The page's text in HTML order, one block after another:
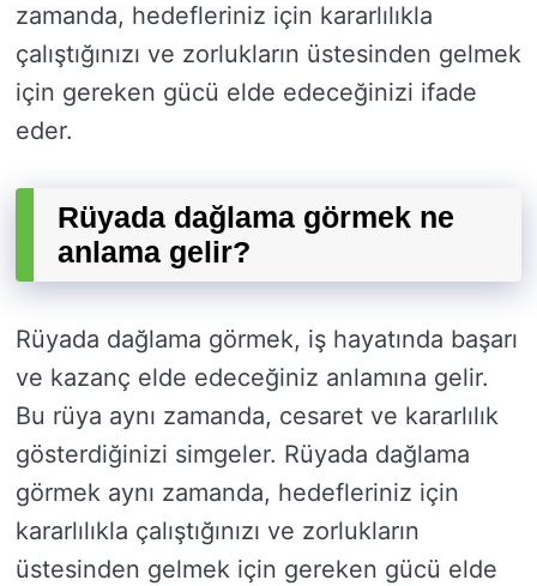
zamanda, hedefleriniz için kararlılıkla
çalıştığınızı ve zorlukların üstesinden gelmek
için gereken gücü elde edeceğinizi ifade
eder.
Rüyada dağlama görmek ne
anlama gelir?
Rüyada dağlama görmek, iş hayatında başarı
ve kazanç elde edeceğiniz anlamına gelir.
Bu rüya aynı zamanda, cesaret ve kararlılık
gösterdiğinizi simgeler. Rüyada dağlama
görmek aynı zamanda, hedefleriniz için
kararlılıkla çalıştığınızı ve zorlukların
üstesinden gelmek için gereken gücü elde